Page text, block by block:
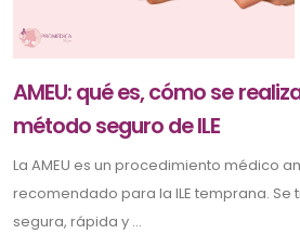
AMEU: qué es, cómo se
método seguro de ILE
La AMEU es un procedimiento médico
recomendado para la ILE temprana. Se
segura, rápida y ...